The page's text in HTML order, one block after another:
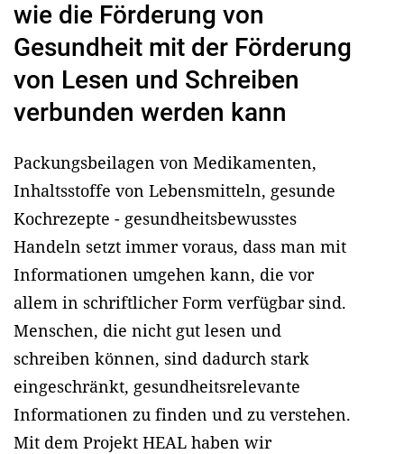
wie die Förderung von
Gesundheit mit der Förderung
von Lesen und Schreiben
verbunden werden kann
Packungsbeilagen von Medikamenten,
Inhaltsstoffe von Lebensmitteln, gesunde
Kochrezepte - gesundheitsbewusstes
Handeln setzt immer voraus, dass man mit
Informationen umgehen kann, die vor
allem in schriftlicher Form verfügbar sind.
Menschen, die nicht gut lesen und
schreiben können, sind dadurch stark
eingeschränkt, gesundheitsrelevante
Informationen zu finden und zu verstehen.
Mit dem Projekt HEAL haben wir